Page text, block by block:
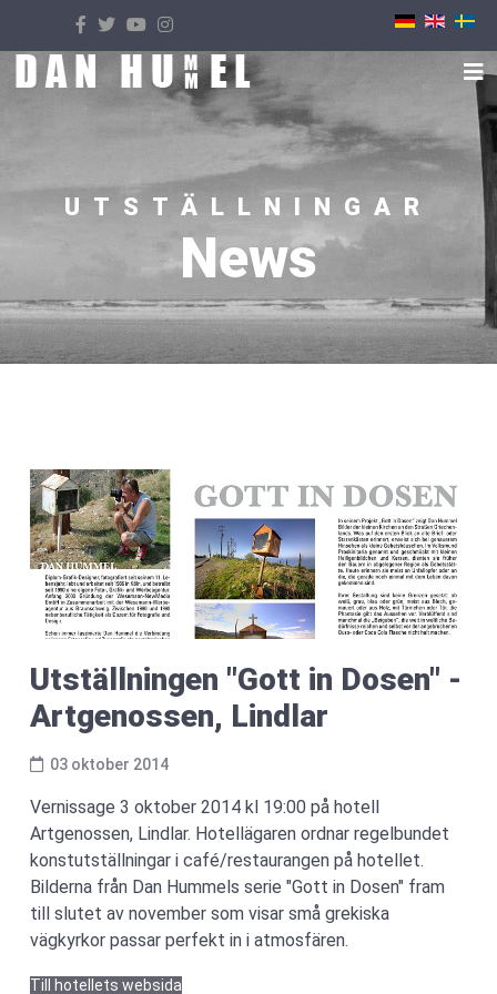
UTSTÄLLNINGAR
News
Utställningen "Gott in Dosen" -
Artgenossen, Lindlar
03 oktober 2014
Vernissage 3 oktober 2014 kl 19:00 på hotell
Artgenossen, Lindlar. Hotellägaren ordnar regelbundet
konstutställningar i café/restaurangen på hotellet.
Bilderna från Dan Hummels serie "Gott in Dosen" fram
till slutet av november som visar små grekiska
vägkyrkor passar perfekt in i atmosfären.
Till hotellets websida